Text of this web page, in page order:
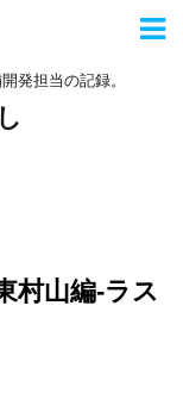
発担当の記録。
村山編-ラス